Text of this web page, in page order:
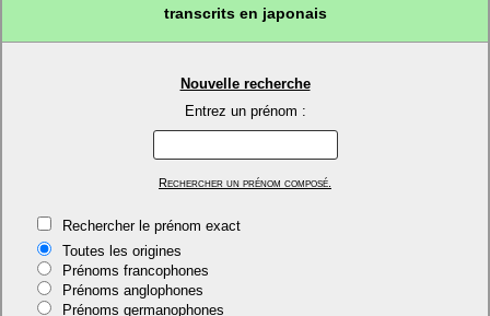
transcrits en japonais
Nouvelle recherche
Entrez un prénom :
Rechercher un prénom composé.
Rechercher le prénom exact
Toutes les origines
Prénoms francophones
Prénoms anglophones
Prénoms germanophones